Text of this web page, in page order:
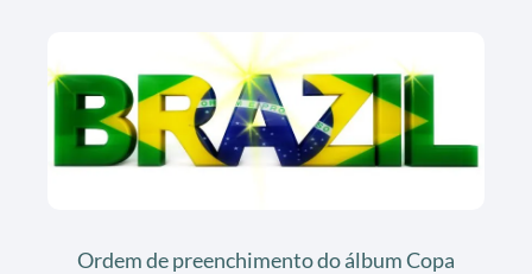
Ordem de preenchimento do álbum Copa